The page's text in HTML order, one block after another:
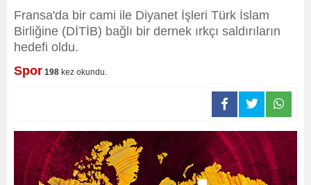
Fransa'da bir cami ile Diyanet İşleri Türk İslam
Birliğine (DİTİB) bağlı bir dernek ırkçı saldırıların
hedefi oldu.
Spor 198 kez okundu.